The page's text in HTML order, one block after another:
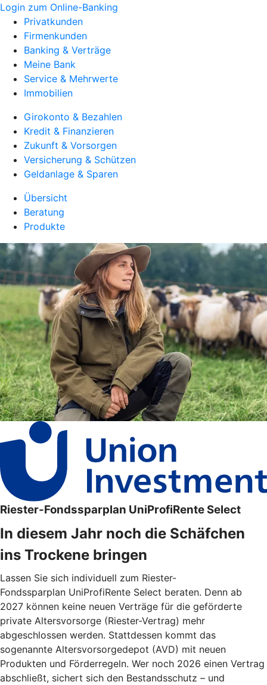
Login zum Online-Banking
Privatkunden
Firmenkunden
Banking & Verträge
Meine Bank
Service & Mehrwerte
Immobilien
Girokonto & Bezahlen
Kredit & Finanzieren
Zukunft & Vorsorgen
Versicherung & Schützen
Geldanlage & Sparen
Übersicht
Beratung
Produkte
Riester-Fondssparplan UniProfiRente Select
In diesem Jahr noch die Schäfchen
ins Trockene bringen
Lassen Sie sich individuell zum Riester-
Fondssparplan UniProfiRente Select beraten. Denn ab
2027 können keine neuen Verträge für die geförderte
private Altersvorsorge (Riester-Vertrag) mehr
abgeschlossen werden. Stattdessen kommt das
sogenannte Altersvorsorgedepot (AVD) mit neuen
Produkten und Förderregeln. Wer noch 2026 einen Vertrag
abschließt, sichert sich den Bestandsschutz – und